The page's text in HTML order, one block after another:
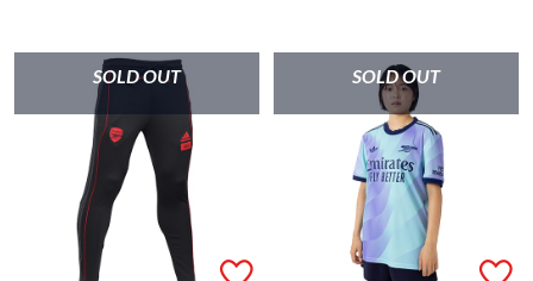
SOLD OUT SOLD OUT